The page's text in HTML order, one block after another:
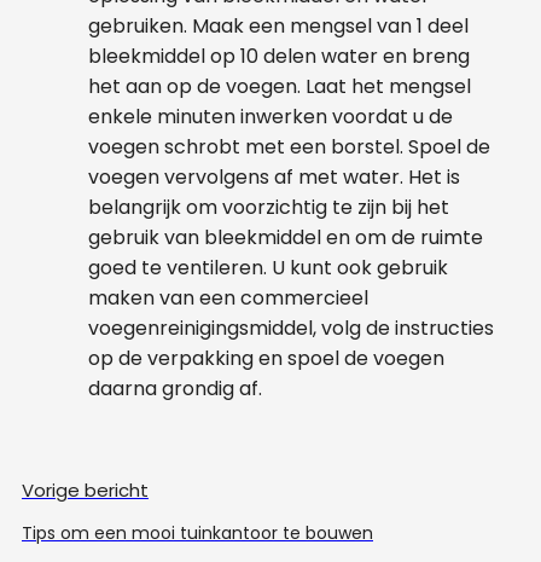
gebruiken. Maak een mengsel van 1 deel
bleekmiddel op 10 delen water en breng
het aan op de voegen. Laat het mengsel
enkele minuten inwerken voordat u de
voegen schrobt met een borstel. Spoel de
voegen vervolgens af met water. Het is
belangrijk om voorzichtig te zijn bij het
gebruik van bleekmiddel en om de ruimte
goed te ventileren. U kunt ook gebruik
maken van een commercieel
voegenreinigingsmiddel, volg de instructies
op de verpakking en spoel de voegen
daarna grondig af.
Vorige bericht
Tips om een mooi tuinkantoor te bouwen